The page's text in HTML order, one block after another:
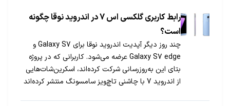
رابط کاربری گلکسی اس 7 در اندروید نوقا چگونه
است؟
چند روز دیگر آپدیت اندروید نوقا برای Galaxy S7 و
Galaxy S7 edge عرضه می‌شود. کاربرانی که در پروژه
بتای این به‌روزرسانی شرکت کرده‌اند، اسکرین‌شات‌هایی
از اندروید 7 با چاشنی تاچ‌ویز سامسونگ منتشر کرده‌اند